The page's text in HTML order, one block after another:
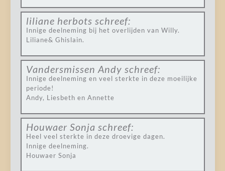
liliane herbots schreef:
Innige deelneming bij het overlijden van Willy.
Liliane& Ghislain.
Vandersmissen Andy schreef:
Innige deelneming en veel sterkte in deze moeilijke
periode!
Andy, Liesbeth en Annette
Houwaer Sonja schreef:
Heel veel sterkte in deze droevige dagen.
Innige deelneming.
Houwaer Sonja